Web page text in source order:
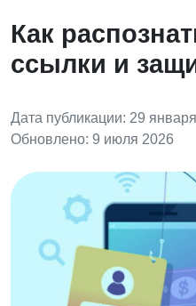
Как
ссылки и
Дата публикации: 29
Обновлено: 9 июля 2026